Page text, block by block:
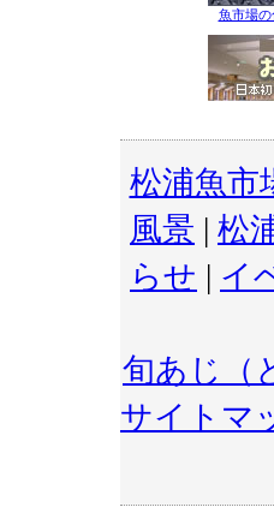
魚市場の
松浦魚市
風景 | 松
らせ | イ
旬あじ（
サイトマ